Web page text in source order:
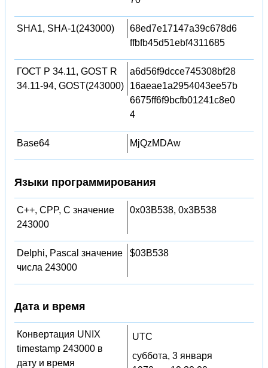
SHA1, SHA-1(243000)
68ed7e17147a39c678d6
ffbfb45d51ebf4311685
ГОСТ Р 34.11, GOST R
34.11-94, GOST(243000)
a6d56f9dcce745308bf28
16aeae1a2954043ee57b
6675ff6f9bcfb01241c8e0
4
Base64 MjQzMDAw
Языки программирования
C++, CPP, C значение
243000
0x03B538, 0x3B538
Delphi, Pascal значение
числа 243000
$03B538
Дата и время
Конвертация UNIX
timestamp 243000 в
дату и время
UTC
суббота, 3 января